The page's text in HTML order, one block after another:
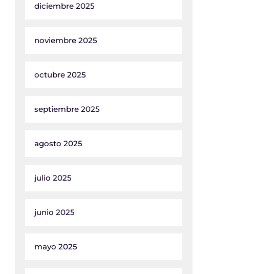
diciembre 2025
noviembre 2025
octubre 2025
septiembre 2025
agosto 2025
julio 2025
junio 2025
mayo 2025